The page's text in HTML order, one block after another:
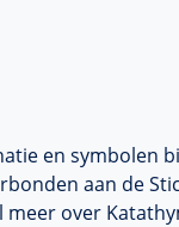
en symbolen
aan de
over